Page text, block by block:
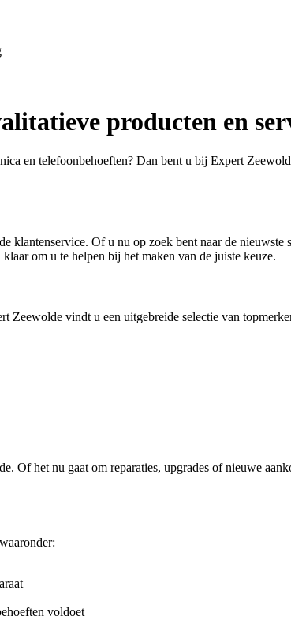
producten en
en telefoonbehoeften? Dan bent u bij Expert
klantenservice. Of u nu op zoek bent naar de
om u te helpen bij het maken van de juiste keuze.
Zeewolde vindt u een uitgebreide selectie van
het nu gaat om reparaties, upgrades of nieuwe
voldoet